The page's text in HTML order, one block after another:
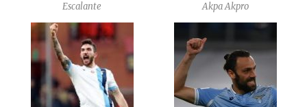
Escalante Akpa Akpro